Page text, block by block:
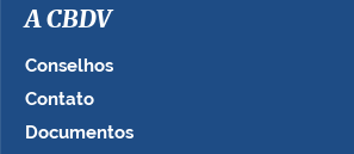
A CBDV
Conselhos
Contato
Documentos